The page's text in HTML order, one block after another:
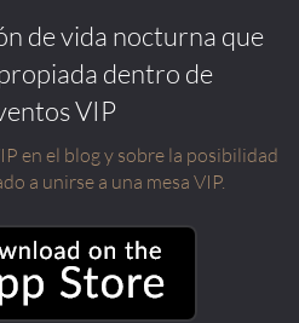
de vida nocturna que
dentro de
VIP
en el blog y sobre la posibilidad
a unirse a una mesa VIP.